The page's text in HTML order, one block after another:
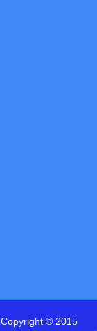
Copyright © 2015